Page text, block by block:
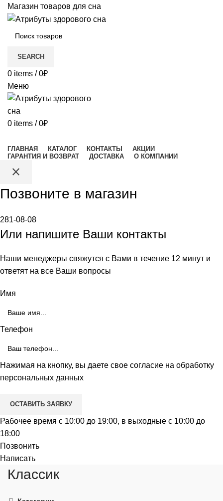
Магазин товаров для сна
SEARCH
0 items / 0₽
Меню
0 items / 0₽
ГЛАВНАЯ КАТАЛОГ КОНТАКТЫ
АКЦИИ
ГАРАНТИЯ И ВОЗВРАТ
ДОСТАВКА О КОМПАНИИ
close
Позвоните в магазин
281-08-08
Или напишите Ваши контакты
Наши менеджеры свяжутся с Вами в течение 12 минут и
ответят на все Ваши вопросы
Имя
Телефон
Нажимая на кнопку, вы даете свое согласие на обработку
персональных данных
Рабочее время с 10:00 до 19:00, в выходные с 10:00 до
18:00
Позвонить
Написать
Классик